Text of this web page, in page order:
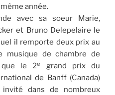
année.
avec sa soeur Marie,
et Bruno Delepelaire le
il remporte deux prix au
musique de chambre de
que le 2e
grand prix du
de Banff (Canada)
dans de nombreux